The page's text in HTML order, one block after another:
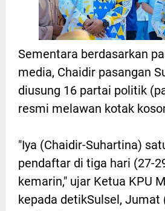
Sementara berdasarkan
media, Chaidir pasangan
diusung 16 partai politik
resmi melawan kotak
"Iya (Chaidir-Suhartina)
pendaftar di tiga hari (27-
kemarin," ujar Ketua KPU
kepada detikSulsel,